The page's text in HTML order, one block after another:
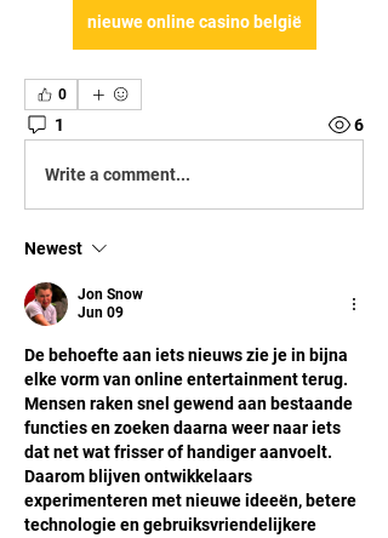
nieuwe online casino belgië
0
1 6
Write a comment...
Newest
Jon Snow
Jun 09
De behoefte aan iets nieuws zie je in bijna
elke vorm van online entertainment terug.
Mensen raken snel gewend aan bestaande
functies en zoeken daarna weer naar iets
dat net wat frisser of handiger aanvoelt.
Daarom blijven ontwikkelaars
experimenteren met nieuwe ideeën, betere
technologie en gebruiksvriendelijkere